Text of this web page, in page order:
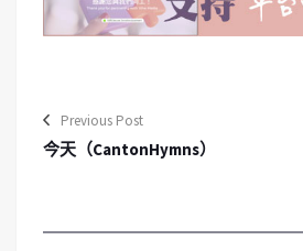
Previous Post
今天（CantonHymns）